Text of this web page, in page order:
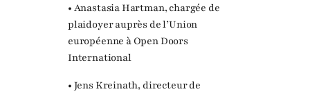
• Anastasia Hartman, chargée de
plaidoyer auprès de l’Union
européenne à Open Doors
International
• Jens Kreinath, directeur de